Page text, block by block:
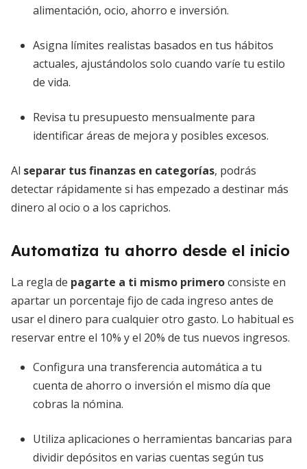
alimentación, ocio, ahorro e inversión.
Asigna límites realistas basados en tus hábitos
actuales, ajustándolos solo cuando varíe tu estilo
de vida.
Revisa tu presupuesto mensualmente para
identificar áreas de mejora y posibles excesos.
Al separar tus finanzas en categorías, podrás
detectar rápidamente si has empezado a destinar más
dinero al ocio o a los caprichos.
Automatiza tu ahorro desde el inicio
La regla de pagarte a ti mismo primeroconsiste en
apartar un porcentaje fijo de cada ingreso antes de
usar el dinero para cualquier otro gasto. Lo habitual es
reservar entre el 10% y el 20% de tus nuevos ingresos.
Configura una transferencia automática a tu
cuenta de ahorro o inversión el mismo día que
cobras la nómina.
Utiliza aplicaciones o herramientas bancarias para
dividir depósitos en varias cuentas según tus